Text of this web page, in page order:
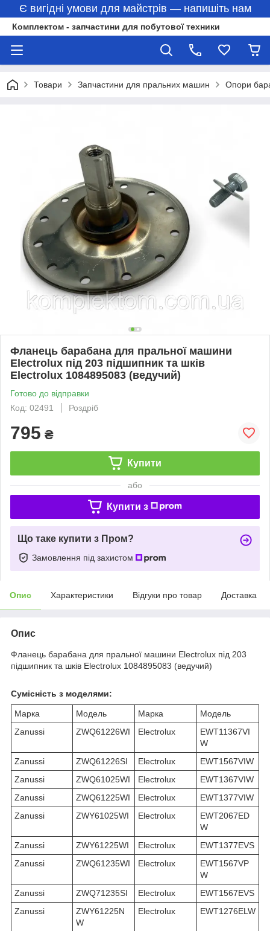
Є вигідні умови для майстрів — напишіть нам
Комплектом - запчастини для побутової техники
Товари Запчастини для пральних машин Опори
Фланець барабана для пральної машини
Electrolux під 203 підшипник та шків
Electrolux 1084895083 (ведучий)
Готово до відправки
Код: 02491
Роздріб
795 ₴
Купити
або
Купити з
Що таке купити з Пром?
Замовлення під захистом
Опис Характеристики Відгуки про товар Доставка
Опис
Фланець барабана для пральної машини Electrolux під 203
підшипник та шків Electrolux 1084895083 (ведучий)
Сумісність з моделями:
Марка Модель Марка
Модель
Zanussi
ZWQ61226WI Electrolux
EWT11367VI
W
Zanussi
ZWQ61226SI Electrolux
EWT1567VIW
Zanussi
ZWQ61025WI Electrolux
EWT1367VIW
Zanussi
ZWQ61225WI Electrolux
EWT1377VIW
Zanussi
ZWY61025WI Electrolux
EWT2067ED
W
Zanussi
ZWY61225WI Electrolux
EWT1377EVS
Zanussi
ZWQ61235WI Electrolux
EWT1567VP
W
Zanussi
ZWQ71235SI Electrolux
EWT1567EVS
Zanussi
ZWY61225N
W
Electrolux EWT1276ELW